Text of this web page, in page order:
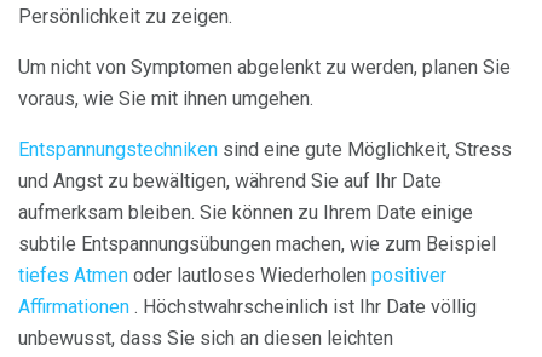
Persönlichkeit zu zeigen.
Um nicht von Symptomen abgelenkt zu werden, planen Sie
voraus, wie Sie mit ihnen umgehen.
Entspannungstechniken sind eine gute Möglichkeit, Stress
und Angst zu bewältigen, während Sie auf Ihr Date
aufmerksam bleiben. Sie können zu Ihrem Date einige
subtile Entspannungsübungen machen, wie zum Beispiel
tiefes Atmen oder lautloses Wiederholen positiver
Affirmationen . Höchstwahrscheinlich ist Ihr Date völlig
unbewusst, dass Sie sich an diesen leichten